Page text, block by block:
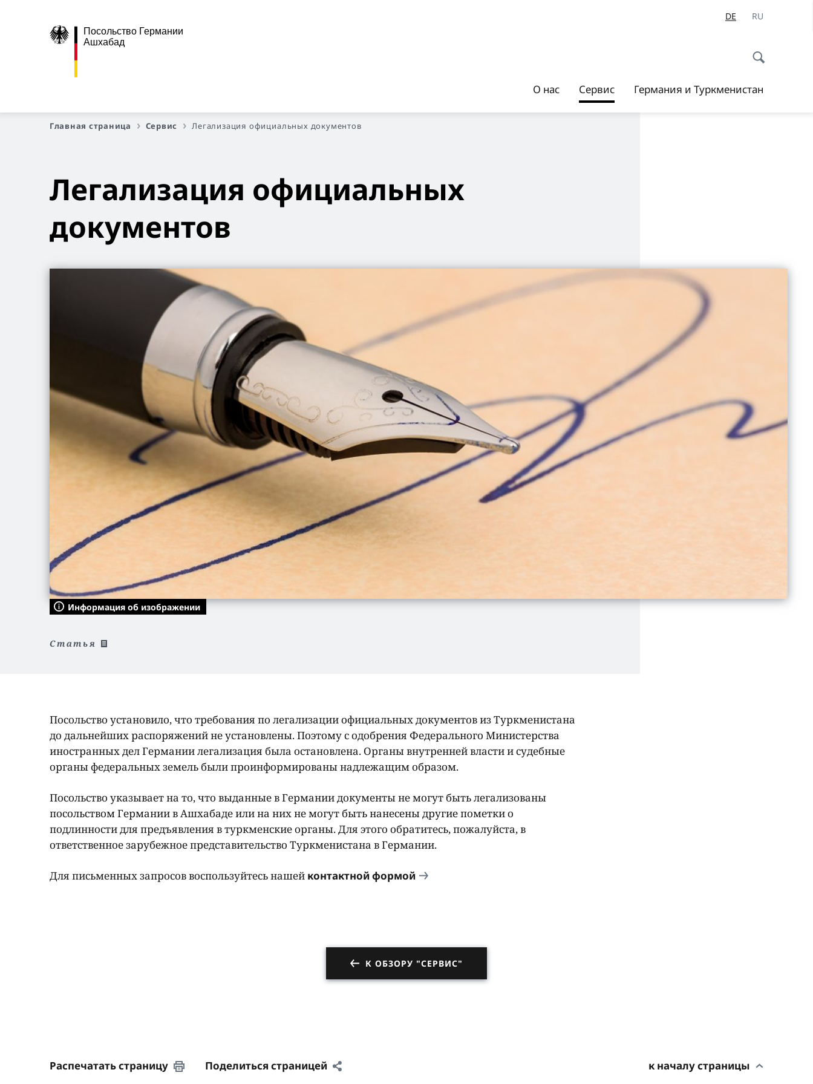
Посольство Германии
Ашхабад
DE RU
О нас Сервис Германия и Туркменистан
Главная страница Сервис Легализация официальных документов
Легализация официальных
документов
Информация об изображении
Статья
Посольство установило, что требования по легализации официальных документов из Туркменистана
до дальнейших распоряжений не установлены. Поэтому с одобрения Федерального Министерства
иностранных дел Германии легализация была остановлена. Органы внутренней власти и судебные
органы федеральных земель были проинформированы надлежащим образом.
Посольство указывает на то, что выданные в Германии документы не могут быть легализованы
посольством Германии в Ашхабаде или на них не могут быть нанесены другие пометки о
подлинности для предъявления в туркменские органы. Для этого обратитесь, пожалуйста, в
ответственное зарубежное представительство Туркменистана в Германии.
Для письменных запросов воспользуйтесь нашей контактной формой
К ОБЗОРУ "СЕРВИС"
Распечатать страницу Поделиться страницей к началу страницы